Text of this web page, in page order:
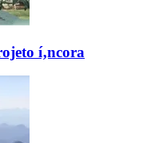
í‚ncora